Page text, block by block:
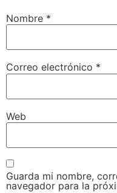
Nombre *
Correo electrónico *
Web
Guarda mi nombre,
navegador para la